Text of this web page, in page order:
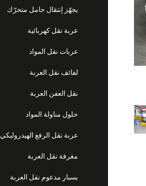
يجهّز إنتقال حامل متحرّك
عربة نقل كهربائية
عربات نقل المواد
لفائف نقل العربة
نقل العفن العربة
حلول مناولة المواد
عربة نقل الرفع الهيدروليكي
مغرفة نقل العربة
بسبار مدعوم نقل العربة